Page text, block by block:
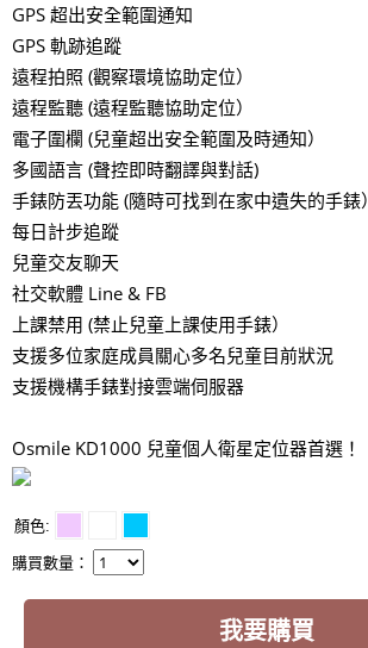
GPS 超出安全範圍通知
GPS 軌跡追蹤
遠程拍照 (觀察環境協助定位）
遠程監聽 (遠程監聽協助定位）
電子圍欄 (兒童超出安全範圍及時通知）
多國語言 (聲控即時翻譯與對話)
手錶防丟功能 (隨時可找到在家中遺失的手錶）
每日計步追蹤
兒童交友聊天
社交軟體 Line & FB
上課禁用 (禁止兒童上課使用手錶）
支援多位家庭成員關心多名兒童目前狀況
支援機構手錶對接雲端伺服器
Osmile KD1000 兒童個人衛星定位器首選！
顏色
購買數量：
我要購買